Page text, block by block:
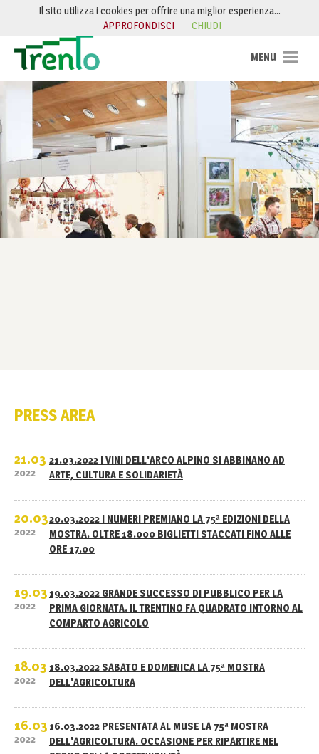
Salta al contenuto
PRESS AREA
21.03
2022
21.03.2022 I VINI DELL'ARCO ALPINO SI ABBINANO AD
ARTE, CULTURA E SOLIDARIETÀ
20.03
2022
20.03.2022 I NUMERI PREMIANO LA 75ª EDIZIONI DELLA
MOSTRA. OLTRE 18.000 BIGLIETTI STACCATI FINO ALLE
ORE 17.00
19.03
2022
19.03.2022 GRANDE SUCCESSO DI PUBBLICO PER LA
PRIMA GIORNATA. IL TRENTINO FA QUADRATO INTORNO AL
COMPARTO AGRICOLO
18.03
2022
18.03.2022 SABATO E DOMENICA LA 75ª MOSTRA
DELL'AGRICOLTURA
16.03
2022
16.03.2022 PRESENTATA AL MUSE LA 75ª MOSTRA
DELL'AGRICOLTURA. OCCASIONE PER RIPARTIRE NEL
Il sito utilizza i cookies per offrire una miglior esperienza…
APPROFONDISCI
CHIUDI